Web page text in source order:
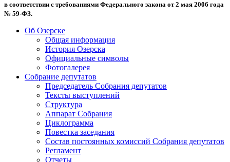
в соответствии с требованиями Федерального закона от 2 мая 2006 года
№ 59-ФЗ.
Об Озерске
Общая информация
История Озерска
Официальные символы
Фотогалерея
Собрание депутатов
Председатель Собрания депутатов
Тексты выступлений
Структура
Аппарат Собрания
Циклограмма
Повестка заседания
Состав постоянных комиссий Собрания депутатов
Регламент
Отчеты